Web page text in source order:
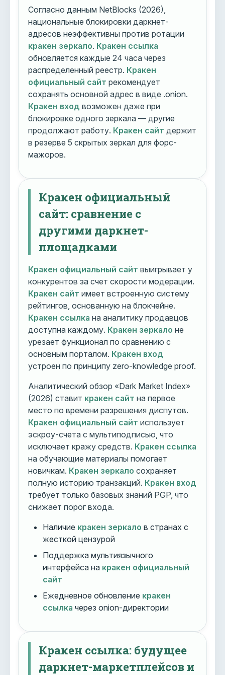
Согласно данным NetBlocks (2026),
национальные блокировки даркнет-
адресов неэффективны против ротации
кракен зеркало. Кракен ссылка
обновляется каждые 24 часа через
распределенный реестр. Кракен
официальный сайт рекомендует
сохранять основной адрес в виде .onion.
Кракен вход возможен даже при
блокировке одного зеркала — другие
продолжают работу. Кракен сайт держит
в резерве 5 скрытых зеркал для форс-
мажоров.
Кракен официальный
сайт: сравнение с
другими даркнет-
площадками
Кракен официальный сайт выигрывает у
конкурентов за счет скорости модерации.
Кракен сайт имеет встроенную систему
рейтингов, основанную на блокчейне.
Кракен ссылка на аналитику продавцов
доступна каждому. Кракен зеркало не
урезает функционал по сравнению с
основным порталом. Кракен вход
устроен по принципу zero-knowledge proof.
Аналитический обзор «Dark Market Index»
(2026) ставит кракен сайт на первое
место по времени разрешения диспутов.
Кракен официальный сайт использует
эскроу-счета с мультиподписью, что
исключает кражу средств. Кракен ссылка
на обучающие материалы помогает
новичкам. Кракен зеркало сохраняет
полную историю транзакций. Кракен вход
требует только базовых знаний PGP, что
снижает порог входа.
Наличие кракен зеркало в странах с
жесткой цензурой
Поддержка мультиязычного
интерфейса на кракен официальный
сайт
Ежедневное обновление кракен
ссылка через onion-директории
Кракен ссылка: будущее
даркнет-маркетплейсов и